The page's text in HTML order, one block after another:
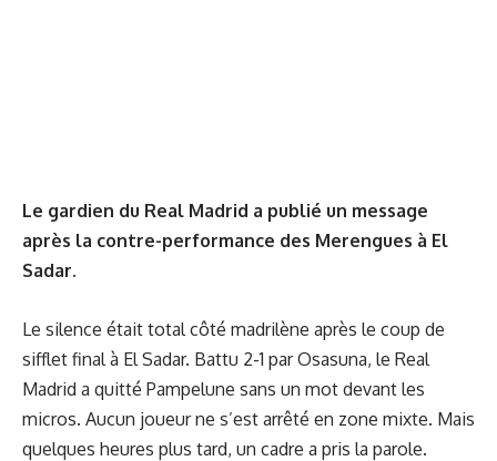
Le gardien du Real Madrid a publié un message
après la contre-performance des Merengues à El
Sadar.
Le silence était total côté madrilène après le coup de
sifflet final à El Sadar. Battu 2-1 par Osasuna, le Real
Madrid a quitté Pampelune sans un mot devant les
micros. Aucun joueur ne s’est arrêté en zone mixte. Mais
quelques heures plus tard, un cadre a pris la parole.